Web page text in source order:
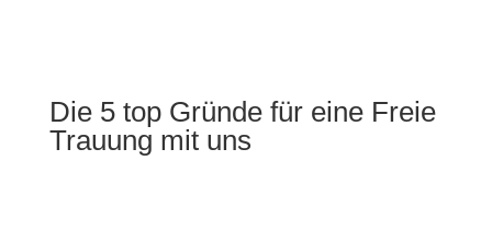
Die 5 top Gründe für eine Freie
Trauung mit uns